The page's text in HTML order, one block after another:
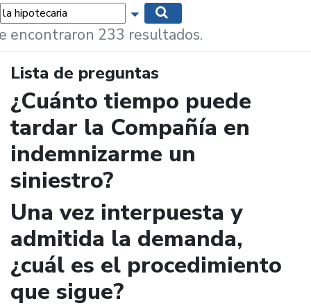
Mostrar opciones de búsqueda
encontraron 233 resultados.
Lista de preguntas
¿Cuánto tiempo puede
tardar la Compañía en
indemnizarme un
siniestro?
Una vez interpuesta y
admitida la demanda,
¿cuál es el procedimiento
que sigue?